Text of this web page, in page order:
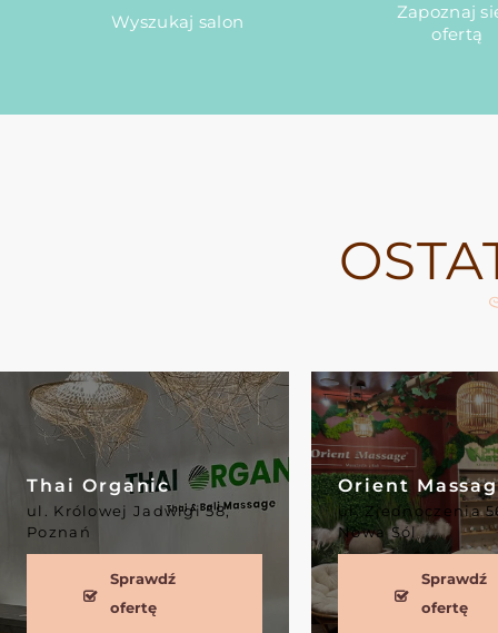
Wyszukaj salon
Zapoznaj
ofertą
Thai Organic
ul. Królowej Jadwigi 58,
Poznań
Sprawdź
ofertę
Orient Massage
ul. Zjednoczenia 56,
Nowa Sól
Sprawdź
ofertę